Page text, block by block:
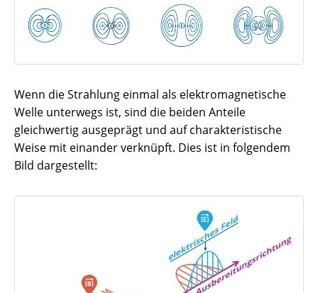
Wenn die Strahlung einmal als elektromagnetische
Welle unterwegs ist, sind die beiden Anteile
gleichwertig ausgeprägt und auf charakteristische
Weise mit einander verknüpft. Dies ist in folgendem
Bild dargestellt: